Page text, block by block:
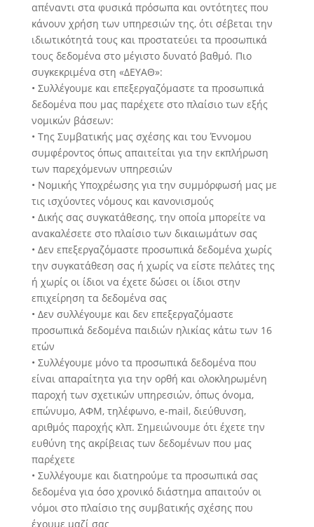
απέναντι στα φυσικά πρόσωπα και οντότητες που
κάνουν χρήση των υπηρεσιών της, ότι σέβεται την
ιδιωτικότητά τους και προστατεύει τα προσωπικά
τους δεδομένα στο μέγιστο δυνατό βαθμό. Πιο
συγκεκριμένα στη «ΔΕΥΑΘ»:
• Συλλέγουμε και επεξεργαζόμαστε τα προσωπικά
δεδομένα που μας παρέχετε στο πλαίσιο των εξής
νομικών βάσεων:
• Της Συμβατικής μας σχέσης και του Έννομου
συμφέροντος όπως απαιτείται για την εκπλήρωση
των παρεχόμενων υπηρεσιών
• Νομικής Υποχρέωσης για την συμμόρφωσή μας με
τις ισχύοντες νόμους και κανονισμούς
• Δικής σας συγκατάθεσης, την οποία μπορείτε να
ανακαλέσετε στο πλαίσιο των δικαιωμάτων σας
• Δεν επεξεργαζόμαστε προσωπικά δεδομένα χωρίς
την συγκατάθεση σας ή χωρίς να είστε πελάτες της
ή χωρίς οι ίδιοι να έχετε δώσει οι ίδιοι στην
επιχείρηση τα δεδομένα σας
• Δεν συλλέγουμε και δεν επεξεργαζόμαστε
προσωπικά δεδομένα παιδιών ηλικίας κάτω των 16
ετών
• Συλλέγουμε μόνο τα προσωπικά δεδομένα που
είναι απαραίτητα για την ορθή και ολοκληρωμένη
παροχή των σχετικών υπηρεσιών, όπως όνομα,
επώνυμο, ΑΦΜ, τηλέφωνο, e-mail, διεύθυνση,
αριθμός παροχής κλπ. Σημειώνουμε ότι έχετε την
ευθύνη της ακρίβειας των δεδομένων που μας
παρέχετε
• Συλλέγουμε και διατηρούμε τα προσωπικά σας
δεδομένα για όσο χρονικό διάστημα απαιτούν οι
νόμοι στο πλαίσιο της συμβατικής σχέσης που
έχουμε μαζί σας